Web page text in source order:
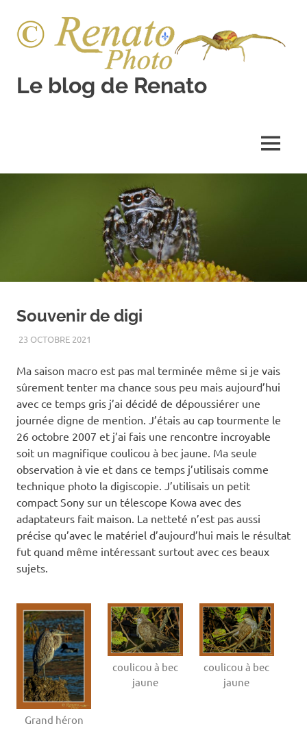
content
Le blog de Renato
MENU
Souvenir de digi
23 OCTOBRE 2021
Ma saison macro est pas mal terminée même si je vais
sûrement tenter ma chance sous peu mais aujourd’hui
avec ce temps gris j’ai décidé de dépoussiérer une
journée digne de mention. J’étais au cap tourmente le
26 octobre 2007 et j’ai fais une rencontre incroyable
soit un magnifique coulicou à bec jaune. Ma seule
observation à vie et dans ce temps j’utilisais comme
technique photo la digiscopie. J’utilisais un petit
compact Sony sur un télescope Kowa avec des
adaptateurs fait maison. La netteté n’est pas aussi
précise qu’avec le matériel d’aujourd’hui mais le résultat
fut quand même intéressant surtout avec ces beaux
sujets.
Grand héron
coulicou à bec
jaune
coulicou à bec
jaune